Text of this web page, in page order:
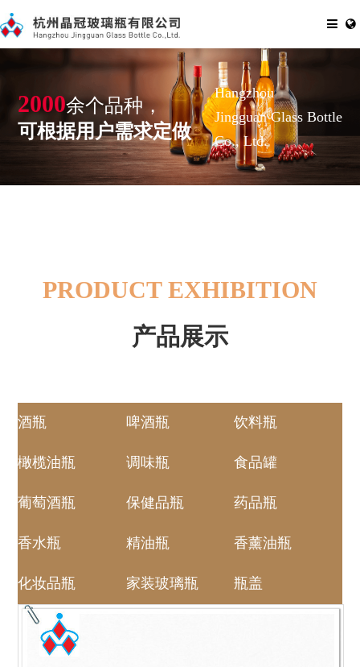
2000余个品种，
可根据用户需求定做
Hangzhou
Jingguan Glass Bottle
Co., Ltd.
PRODUCT EXHIBITION
产品展示
酒瓶 啤酒瓶 饮料瓶
橄榄油瓶 调味瓶 食品罐
葡萄酒瓶 保健品瓶 药品瓶
香水瓶 精油瓶 香薰油瓶
化妆品瓶 家装玻璃瓶 瓶盖